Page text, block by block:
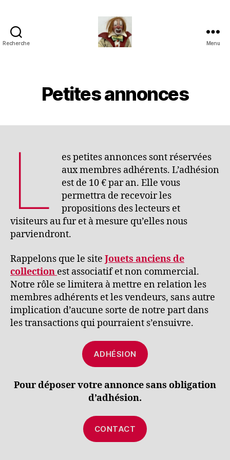
Recherche Menu
Petites annonces
L
es petites annonces sont réservées
aux membres adhérents. L’adhésion
est de 10 € par an. Elle vous
permettra de recevoir les
propositions des lecteurs et
visiteurs au fur et à mesure qu’elles nous
parviendront.
Rappelons que le site Jouets anciens de
collection est associatif et non commercial.
Notre rôle se limitera à mettre en relation les
membres adhérents et les vendeurs, sans autre
implication d’aucune sorte de notre part dans
les transactions qui pourraient s’ensuivre.
ADHÉSION
Pour déposer votre annonce sans obligation
d’adhésion.
CONTACT